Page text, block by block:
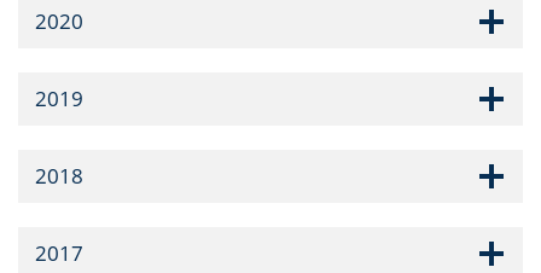
2020
2019
2018
2017